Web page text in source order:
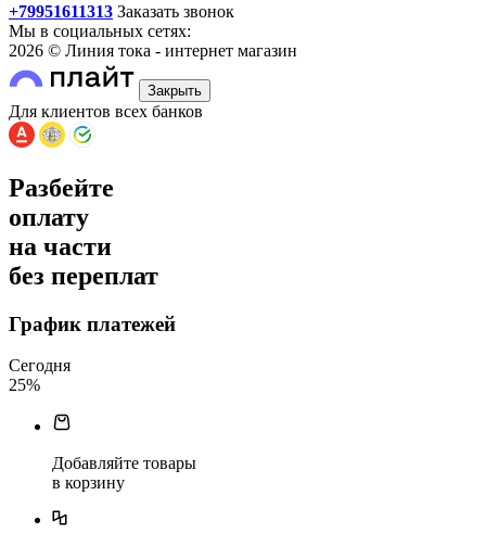
+79951611313 Заказать звонок
Мы в социальных сетях:
2026 © Линия тока - интернет магазин
Закрыть
Для клиентов всех банков
Разбейте
оплату
на части
без переплат
График платежей
Сегодня
25%
Добавляйте товары
в корзину